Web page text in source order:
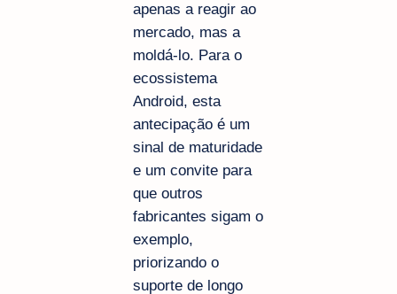
apenas a reagir ao
mercado, mas a
moldá-lo. Para o
ecossistema
Android, esta
antecipação é um
sinal de maturidade
e um convite para
que outros
fabricantes sigam o
exemplo,
priorizando o
suporte de longo